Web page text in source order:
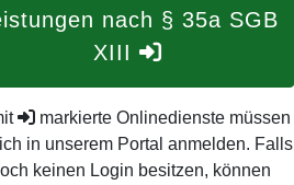
nach § 35a SGB
XIII
markierte Onlinedienste müssen
in unserem Portal anmelden. Falls
keinen Login besitzen, können